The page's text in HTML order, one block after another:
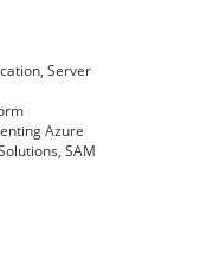
Server
Azure
SAM